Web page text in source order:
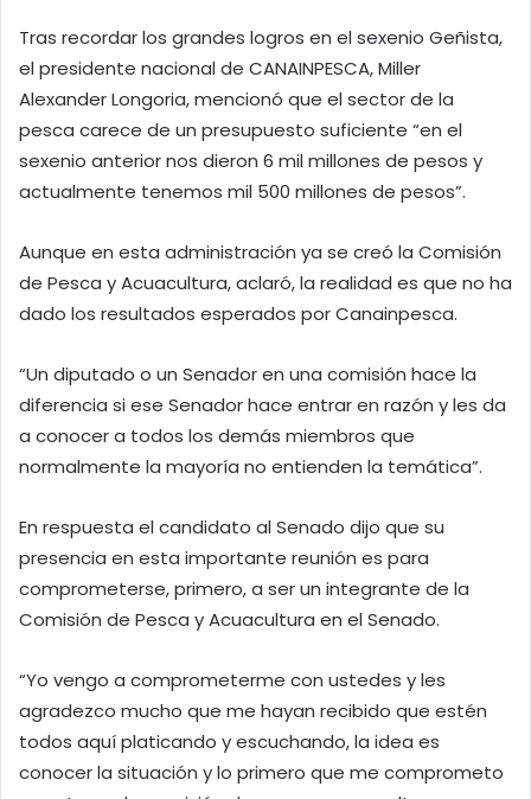
Tras recordar los grandes logros en el sexenio Geñista,
el presidente nacional de CANAINPESCA, Miller
Alexander Longoria, mencionó que el sector de la
pesca carece de un presupuesto suficiente “en el
sexenio anterior nos dieron 6 mil millones de pesos y
actualmente tenemos mil 500 millones de pesos”.
Aunque en esta administración ya se creó la Comisión
de Pesca y Acuacultura, aclaró, la realidad es que no ha
dado los resultados esperados por Canainpesca.
“Un diputado o un Senador en una comisión hace la
diferencia si ese Senador hace entrar en razón y les da
a conocer a todos los demás miembros que
normalmente la mayoría no entienden la temática”.
En respuesta el candidato al Senado dijo que su
presencia en esta importante reunión es para
comprometerse, primero, a ser un integrante de la
Comisión de Pesca y Acuacultura en el Senado.
“Yo vengo a comprometerme con ustedes y les
agradezco mucho que me hayan recibido que estén
todos aquí platicando y escuchando, la idea es
conocer la situación y lo primero que me comprometo